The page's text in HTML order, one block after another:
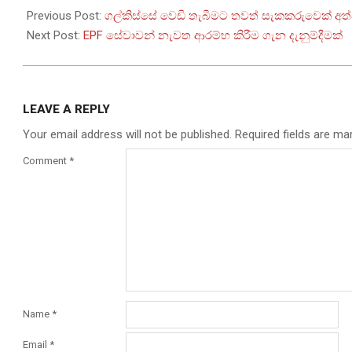
05-
21
Previous Post: ගල්කිස්සේ වෙඩි තැබීමට තවත් සැකකරුවෙක්
Next Post: EPF සේවාවන් නැවත ආරම්භ කිරීම ගැන දැනුම්දීමක්
LEAVE A REPLY
Your email address will not be published. Required fields are
Comment *
Name *
Email *